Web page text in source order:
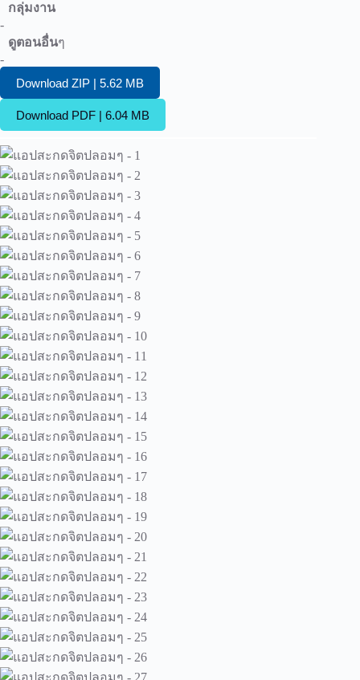
กลุ่มงาน
-
ดูตอนอื่นๆ
-
Download ZIP | 5.62 MB
Download PDF | 6.04 MB